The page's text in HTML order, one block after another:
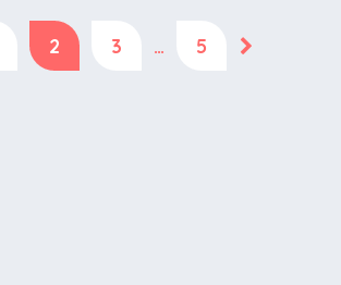
2 3 … 5